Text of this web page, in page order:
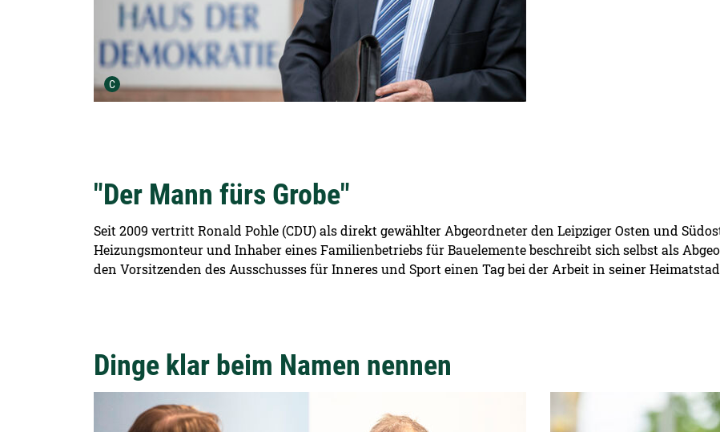
C Urheber der Grafik:
"Der Mann fürs Grobe"
Seit 2009 vertritt Ronald Pohle (CDU) als direkt gewählter Abgeordneter den Leipziger Osten und
Heizungsmonteur und Inhaber eines Familienbetriebs für Bauelemente beschreibt sich selbst als
den Vorsitzenden des Ausschusses für Inneres und Sport einen Tag bei der Arbeit in seiner
Dinge klar beim Namen nennen
Detailansicht öffnen: Detailansicht öffnen: